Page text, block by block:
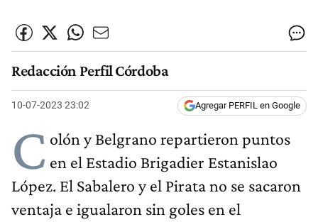
Redacción Perfil Córdoba
10-07-2023 23:02 Agregar PERFIL en Google
C olón y Belgrano repartieron puntos
en el Estadio Brigadier Estanislao
López. El Sabalero y el Pirata no se sacaron
ventaja e igualaron sin goles en el